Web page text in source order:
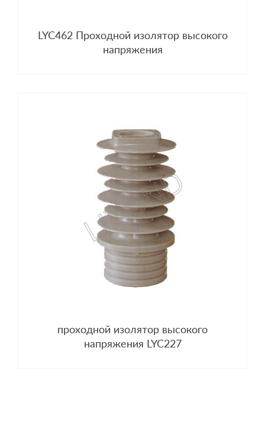
LYC462 Проходной изолятор высокого
напряжения
проходной изолятор высокого
напряжения LYC227